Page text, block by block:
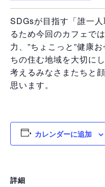
SDGsが目指す「誰一
るため今回のカフェで
力、”ちょこっと”健康
ちの住む地域を大切に
考えるみなさまたちと
思います。
カレンダーに追加
詳細